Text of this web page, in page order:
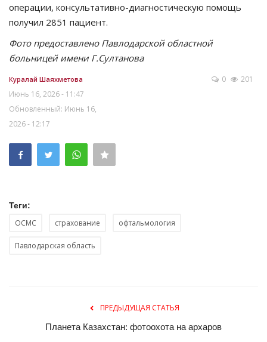
операции, консультативно-диагностическую помощь
получил 2851 пациент.
Фото предоставлено Павлодарской областной
больницей имени Г.Султанова
Куралай Шаяхметова
Июнь 16, 2026 - 11:47
Обновленный: Июнь 16,
2026 - 12:17
0 201
Теги:
ОСМС страхование офтальмология
Павлодарская область
ПРЕДЫДУЩАЯ СТАТЬЯ
Планета Казахстан: фотоохота на архаров